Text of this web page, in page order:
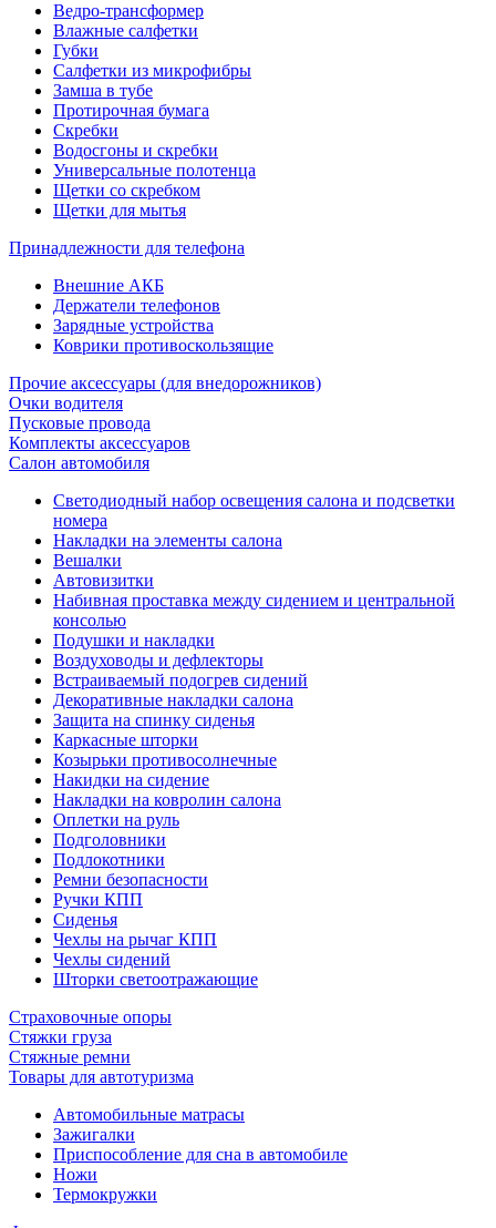
Ведро-трансформер
Влажные салфетки
Губки
Салфетки из микрофибры
Замша в тубе
Протирочная бумага
Скребки
Водосгоны и скребки
Универсальные полотенца
Щетки со скребком
Щетки для мытья
Принадлежности для телефона
Внешние АКБ
Держатели телефонов
Зарядные устройства
Коврики противоскользящие
Прочие аксессуары (для внедорожников)
Очки водителя
Пусковые провода
Комплекты аксессуаров
Салон автомобиля
Светодиодный набор освещения салона и подсветки
номера
Накладки на элементы салона
Вешалки
Автовизитки
Набивная проставка между сидением и центральной
консолью
Подушки и накладки
Воздуховоды и дефлекторы
Встраиваемый подогрев сидений
Декоративные накладки салона
Защита на спинку сиденья
Каркасные шторки
Козырьки противосолнечные
Накидки на сидение
Накладки на ковролин салона
Оплетки на руль
Подголовники
Подлокотники
Ремни безопасности
Ручки КПП
Сиденья
Чехлы на рычаг КПП
Чехлы сидений
Шторки светоотражающие
Страховочные опоры
Стяжки груза
Стяжные ремни
Товары для автотуризма
Автомобильные матрасы
Зажигалки
Приспособление для сна в автомобиле
Ножи
Термокружки